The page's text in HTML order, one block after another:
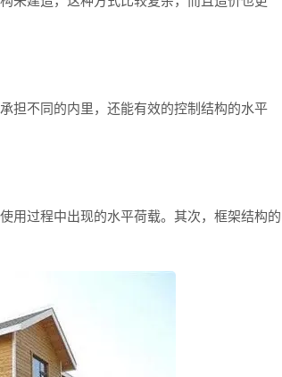
不同的内里，还能有效的控制结构的水平
过程中出现的水平荷载。其次，框架结构的